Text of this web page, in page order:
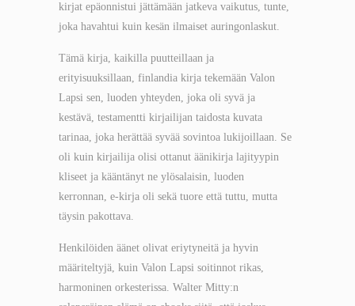
kirjat epäonnistui jättämään jatkeva vaikutus, tunte,
joka havahtui kuin kesän ilmaiset auringonlaskut.
Tämä kirja, kaikilla puutteillaan ja
erityisuuksillaan, finlandia kirja​ tekemään Valon
Lapsi sen, luoden yhteyden, joka oli syvä ja
kestävä, testamentti kirjailijan taidosta kuvata
tarinaa, joka herättää syvää sovintoa lukijoillaan. Se
oli kuin kirjailija olisi ottanut äänikirja lajityypin
kliseet ja kääntänyt ne ylösalaisin, luoden
kerronnan, e-kirja oli sekä tuore että tuttu, mutta
täysin pakottava.
Henkilöiden äänet olivat eriytyneitä ja hyvin
määriteltyjä, kuin Valon Lapsi soitinnot rikas,
harmoninen orkesterissa. Walter Mitty:n